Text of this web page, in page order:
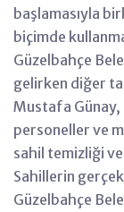
başlamasıyla
biçimde
Güzelbahçe
gelirken diğer
Mustafa
personeller ve
sahil temizliği ve
Sahillerin
Güzelbahçe